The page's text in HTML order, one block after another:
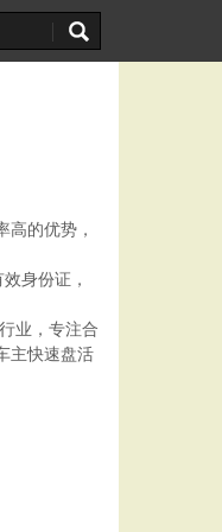
的优势，
身份证，
业，专注合
主快速盘活